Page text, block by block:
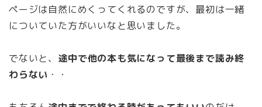
ページは自然にめくってくれるのですが、最初は一緒
についていた方がいいなと思いました。
でないと、 途中で他の本も気になって最後まで読み終
わらない ・・